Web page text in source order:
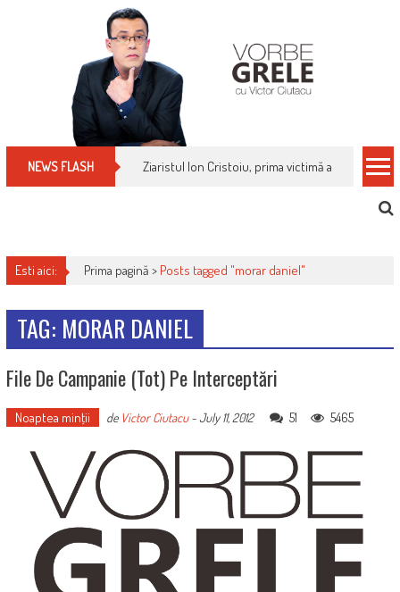
NEWS FLASH Ziaristul Ion Cristoiu, prima victimă a noi
Esti aici: Prima pagină > Posts tagged "morar daniel"
TAG: MORAR DANIEL
File De Campanie (tot) Pe Interceptări
Noaptea minţii de Victor Ciutacu-July 11, 2012 51 5465